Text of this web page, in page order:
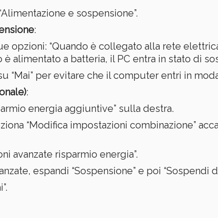
e sospensione”.
:
opzioni: “Quando è collegato alla rete
è alimentato a batteria, il PC entra in stato di
“Mai” per evitare che il computer entri in
:
energia aggiuntive” sulla destra.
“Modifica impostazioni combinazione”
avanzate risparmio energia”.
espandi “Sospensione” e poi “Sospendi